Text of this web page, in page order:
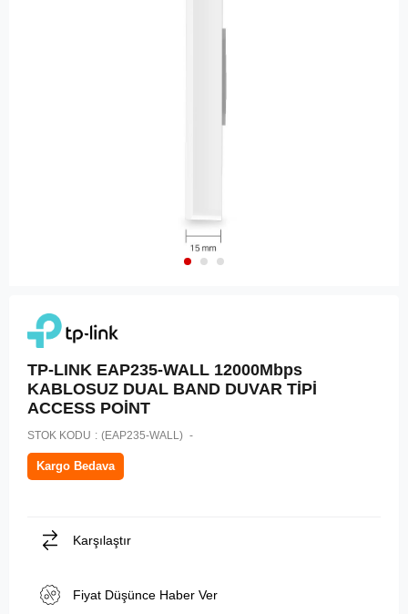
TP-LINK EAP235-WALL 12000Mbps
KABLOSUZ DUAL BAND DUVAR TİPİ
ACCESS POİNT
STOK KODU (EAP235-WALL)
Kargo Bedava
Karşılaştır
Fiyat Düşünce Haber Ver